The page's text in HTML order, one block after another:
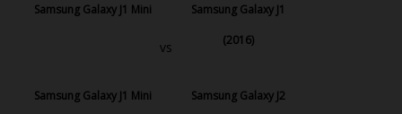
Samsung Galaxy J1 Mini
vs
Samsung Galaxy J1
(2016)
Samsung Galaxy J1 Mini Samsung Galaxy J2